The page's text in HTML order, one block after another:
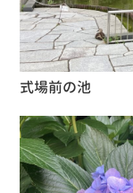
式場前の池